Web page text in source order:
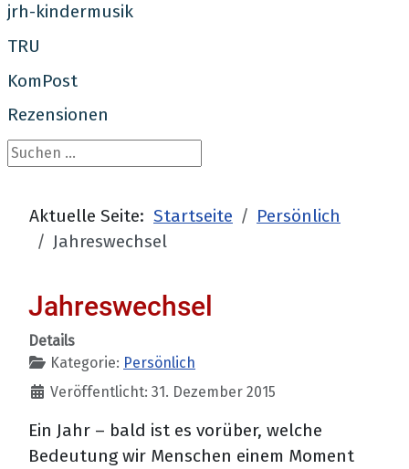
jrh-kindermusik
TRU
KomPost
Rezensionen
Suchen ...
Aktuelle Seite: Startseite
Persönlich
Jahreswechsel
Jahreswechsel
Details
Kategorie: Persönlich
Veröffentlicht: 31. Dezember 2015
Ein Jahr – bald ist es vorüber, welche
Bedeutung wir Menschen einem Moment